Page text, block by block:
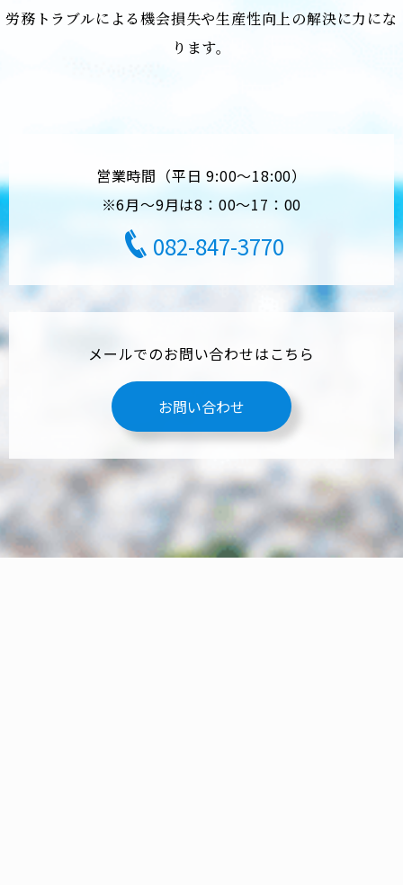
労務トラブルによる機会損失や生産性向上の解決に力にな
ります。
営業時間（平日 9:00～18:00）
※6月～9月は8：00～17：00
082-847-3770
メールでのお問い合わせはこちら
お問い合わせ